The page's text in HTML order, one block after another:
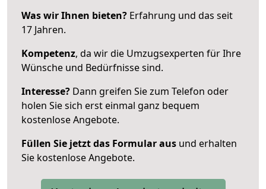
Was wir Ihnen bieten? Erfahrung und das seit
17 Jahren.
Kompetenz, da wir die Umzugsexperten für Ihre
Wünsche und Bedürfnisse sind.
Interesse? Dann greifen Sie zum Telefon oder
holen Sie sich erst einmal ganz bequem
kostenlose Angebote.
Füllen Sie jetzt das Formular aus und erhalten
Sie kostenlose Angebote.